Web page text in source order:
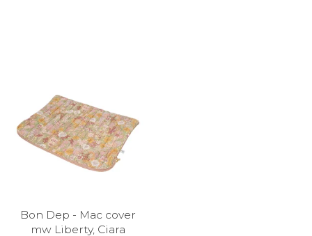
Bon Dep - Mac cover
mw Liberty, Ciara